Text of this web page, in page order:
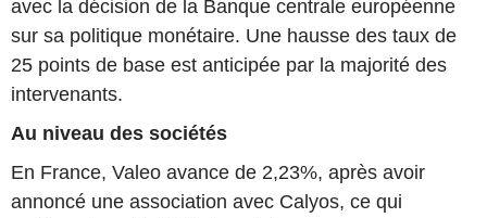
avec la décision de la Banque centrale européenne
sur sa politique monétaire. Une hausse des taux de
25 points de base est anticipée par la majorité des
intervenants.
Au niveau des sociétés
En France, Valeo avance de 2,23%, après avoir
annoncé une association avec Calyos, ce qui